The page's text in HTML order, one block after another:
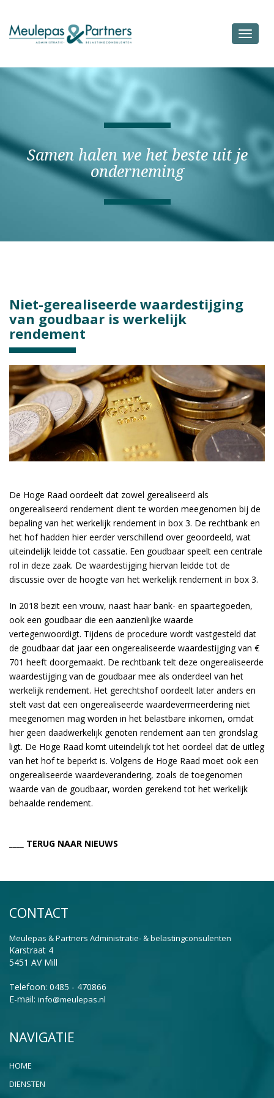
Toggle
Samen halen we het beste uit je
onderneming
Niet-gerealiseerde waardestijging
van goudbaar is werkelijk
rendement
De Hoge Raad oordeelt dat zowel gerealiseerd als
ongerealiseerd rendement dient te worden meegenomen bij de
bepaling van het werkelijk rendement in box 3. De rechtbank en
het hof hadden hier eerder verschillend over geoordeeld, wat
uiteindelijk leidde tot cassatie. Een goudbaar speelt een centrale
rol in deze zaak. De waardestijging hiervan leidde tot de
discussie over de hoogte van het werkelijk rendement in box 3.
In 2018 bezit een vrouw, naast haar bank- en spaartegoeden,
ook een goudbaar die een aanzienlijke waarde
vertegenwoordigt. Tijdens de procedure wordt vastgesteld dat
de goudbaar dat jaar een ongerealiseerde waardestijging van €
701 heeft doorgemaakt. De rechtbank telt deze ongerealiseerde
waardestijging van de goudbaar mee als onderdeel van het
werkelijk rendement. Het gerechtshof oordeelt later anders en
stelt vast dat een ongerealiseerde waardevermeerdering niet
meegenomen mag worden in het belastbare inkomen, omdat
hier geen daadwerkelijk genoten rendement aan ten grondslag
ligt. De Hoge Raad komt uiteindelijk tot het oordeel dat de uitleg
van het hof te beperkt is. Volgens de Hoge Raad moet ook een
ongerealiseerde waardeverandering, zoals de toegenomen
waarde van de goudbaar, worden gerekend tot het werkelijk
behaalde rendement.
____ TERUG NAAR NIEUWS
CONTACT
Meulepas & Partners Administratie- & belastingconsulenten
Karstraat 4
5451 AV Mill
Telefoon: 0485 - 470866
E-mail: info@meulepas.nl
NAVIGATIE
HOME
DIENSTEN